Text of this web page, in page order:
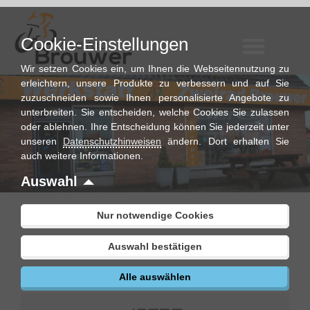
Zum
springen
KONTAKT
Cookie-Einstellungen
Wir setzen Cookies ein, um Ihnen die Webseitennutzung zu
erleichtern, unsere Produkte zu verbessern und auf Sie
zuzuschneiden sowie Ihnen personalisierte Angebote zu
unterbreiten. Sie entscheiden, welche Cookies Sie zulassen
oder ablehnen. Ihre Entscheidung können Sie jederzeit unter
unseren Datenschutzhinweisen ändern. Dort erhalten Sie
auch weitere Informationen.
Auswahl
Nur notwendige Cookies
Auswahl bestätigen
Alle auswählen